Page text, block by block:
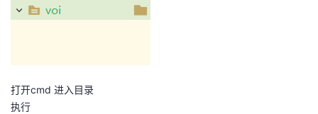
打开cmd 进入目录
执行